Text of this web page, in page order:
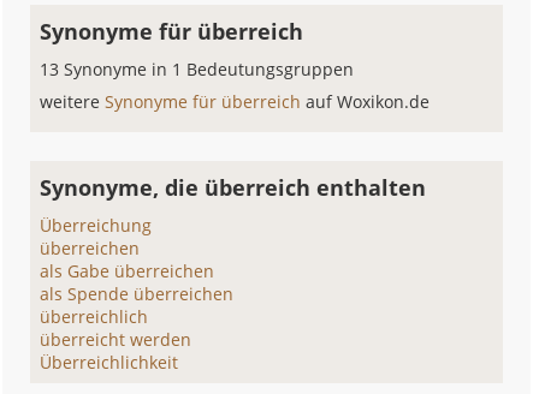
Synonyme für überreich
13 Synonyme in 1 Bedeutungsgruppen
weitereSynonyme für überreichauf Woxikon.de
Synonyme, die überreich enthalten
Überreichung
überreichen
als Gabe überreichen
als Spende überreichen
überreichlich
überreicht werden
Überreichlichkeit